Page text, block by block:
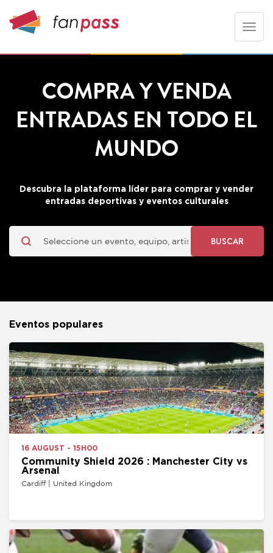
Toggle
COMPRA Y VENDA
ENTRADAS EN TODO EL
MUNDO
Descubra la plataforma líder para comprar y vender
entradas deportivas y eventos culturales
BUSCAR
Eventos populares
16 AUGUST - 15H00
Community Shield 2026 : Manchester City vs
Arsenal
Cardiff | United Kingdom